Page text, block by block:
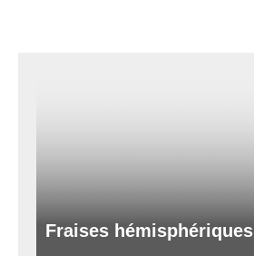
Fraises hémisphériques